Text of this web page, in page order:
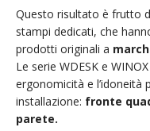
Questo risultato è frutto
stampi dedicati, che
prodotti originali a
Le serie WDESK e
ergonomicità e l’idoneità
installazione: fronte
parete.